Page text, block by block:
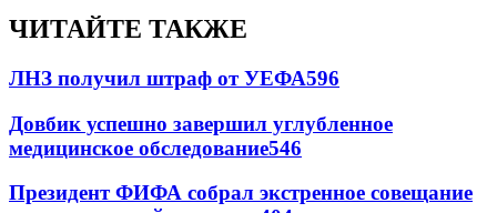
ЧИТАЙТЕ ТАКЖЕ
ЛНЗ получил штраф от УЕФА596
Довбик успешно завершил углубленное
медицинское обследование546
Президент ФИФА собрал экстренное совещание